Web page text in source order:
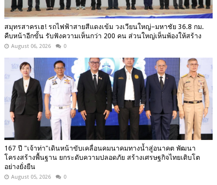
สมุทรสาครเฮ! รถไฟฟ้าสายสีแดงเข้ม วงเวียนใหญ่–มหาชัย 36.8 กม.
คืบหน้าอีกขั้น รับฟังความเห็นกว่า 200 คน ส่วนใหญ่เห็นพ้องให้สร้าง
August 06, 2026 0
167 ปี "เจ้าท่า"เดินหน้าขับเคลื่อนคมนาคมทางน้ำสู่อนาคต พัฒนา
โครงสร้างพื้นฐาน ยกระดับความปลอดภัย สร้างเศรษฐกิจไทยเติบโต
อย่างยั่งยืน
August 05, 2026 0